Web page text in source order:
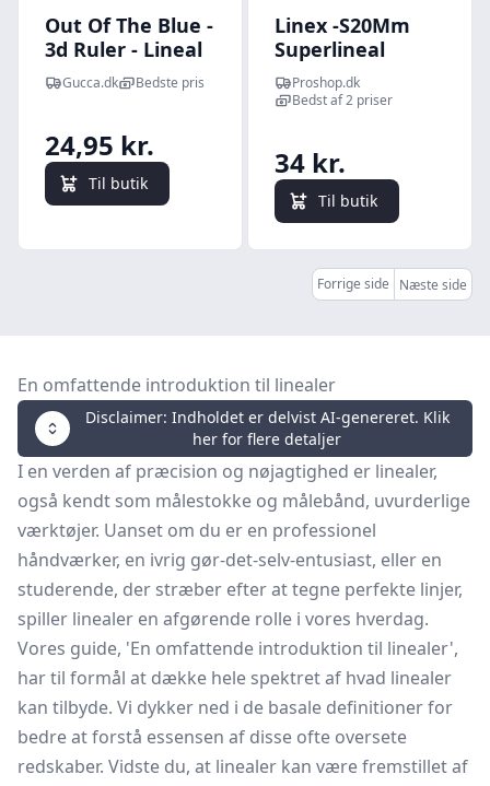
Out Of The Blue -
3d Ruler - Lineal
20 Cm - Dyr -
Overraskelse
Gucca.dk Bedste pris
24,95 kr.
Til butik
Linex -S20Mm
Superlineal
Proshop.dk
Bedst af 2 priser
34 kr.
Til butik
Forrige side Næste side
En omfattende introduktion til linealer
Disclaimer: Indholdet er delvist AI-genereret. Klik
her for flere detaljer
I en verden af præcision og nøjagtighed er linealer,
også kendt som målestokke og målebånd, uvurderlige
værktøjer. Uanset om du er en professionel
håndværker, en ivrig gør-det-selv-entusiast, eller en
studerende, der stræber efter at tegne perfekte linjer,
spiller linealer en afgørende rolle i vores hverdag.
Vores guide, 'En omfattende introduktion til linealer',
har til formål at dække hele spektret af hvad linealer
kan tilbyde. Vi dykker ned i de basale definitioner for
bedre at forstå essensen af disse ofte oversete
redskaber. Vidste du, at linealer kan være fremstillet af